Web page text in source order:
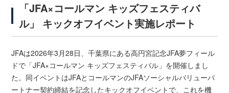
「JFA×コールマン キッズフェスティバ
ル」 キックオフイベント実施レポート
JFAは2026年3月28日、千葉県にある高円宮記念JFA夢フィール
ドで「JFA×コールマン キッズフェスティバル」を開催しまし
た。同イベントはJFAとコールマンのJFAソーシャルバリューパ
ートナー契約締結を記念したキックオフイベントで、これを機